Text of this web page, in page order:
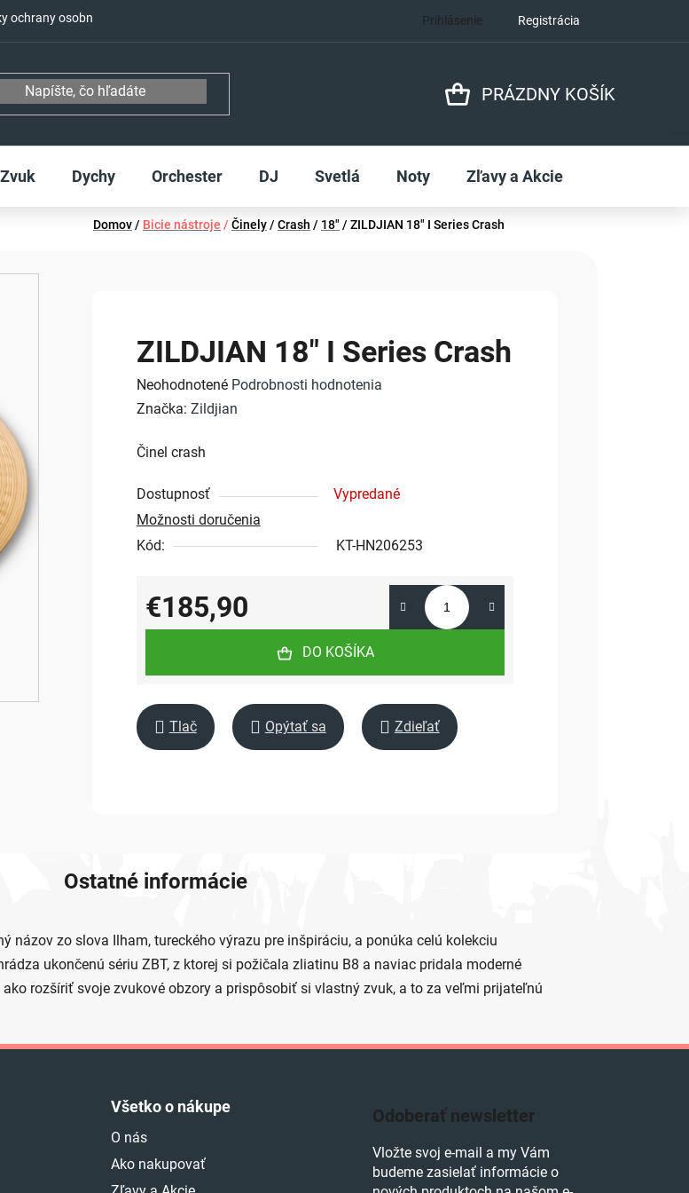
ochrany osobných údajov Prihlásenie Registrácia
PRÁZDNY KOŠÍK
Zvuk Dychy Orchester DJ Svetlá Noty Zľavy a Akcie
Domov/ Bicie nástroje / Činely/Crash / 18" /ZILDJIAN 18" I Series Crash
ZILDJIAN 18" I Series Crash
Priemerné
hodnotenie
je
z
5
hviezdičiek.
Neohodnotené Podrobnosti hodnotenia
Značka: Zildjian
Činel crash
Dostupnosť
Vypredané
Možnosti doručenia
Kód:
KT-HN206253
€185,90
Jednotková cena:
DO KOŠÍKA
Tlač Opýtať sa Zdieľať
Ostatné informácie
zo slova Ilham, tureckého výrazu pre inšpiráciu, a ponúka celú kolekciu
ukončenú sériu ZBT, z ktorej si požičala zliatinu B8 a naviac pridala moderné
rozšíriť svoje zvukové obzory a prispôsobiť si vlastný zvuk, a to za veľmi prijateľnú
Všetko o nákupe
O nás
Ako nakupovať
Odoberať newsletter
Vložte svoj e-mail a my Vám
budeme zasielať informácie o